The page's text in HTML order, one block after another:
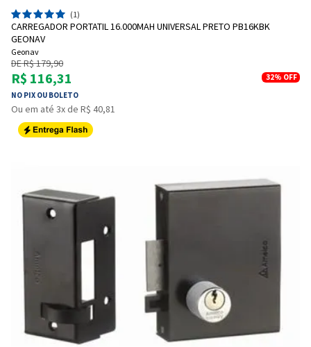
(1)
CARREGADOR PORTATIL 16.000MAH UNIVERSAL PRETO PB16KBK
GEONAV
Geonav
DE R$ 179,90
R$ 116,31
NO PIX OU BOLETO
32% OFF
Ou em até 3x de R$ 40,81